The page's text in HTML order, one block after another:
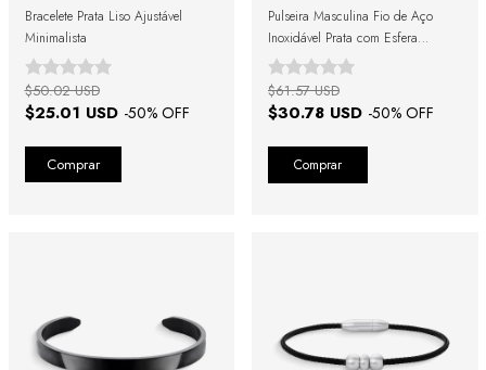
Bracelete Prata Liso Ajustável
Minimalista
$25.01 USD -50% OFF
$50.02 USD
Pulseira Masculina Fio de Aço
Inoxidável Prata com Esfera
Minimalista
$30.78 USD -50% OFF
$61.57 USD
Comprar